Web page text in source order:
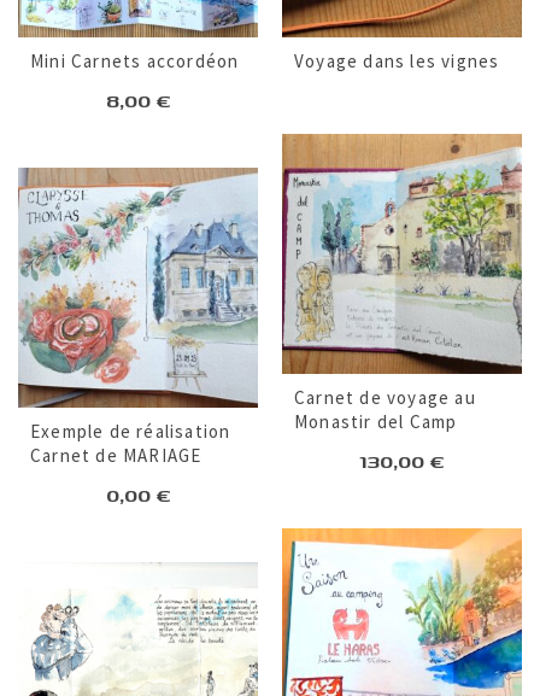
Mini Carnets accordéon
8,00 €
Voyage dans les vignes
Carnet de voyage au
Monastir del Camp
130,00 €
Exemple de réalisation
Carnet de MARIAGE
0,00 €